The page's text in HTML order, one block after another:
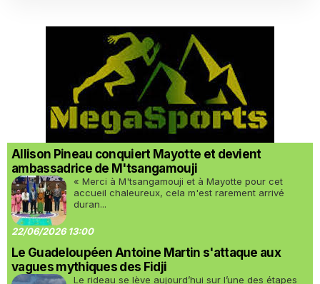
Allison Pineau conquiert Mayotte et devient
ambassadrice de M'tsangamouji
« Merci à M'tsangamouji et à Mayotte pour cet
accueil chaleureux, cela m'est rarement arrivé
duran...
22/06/2026 13:00
Le Guadeloupéen Antoine Martin s'attaque aux
vagues mythiques des Fidji
Le rideau se lève aujourd’hui sur l’une des étapes